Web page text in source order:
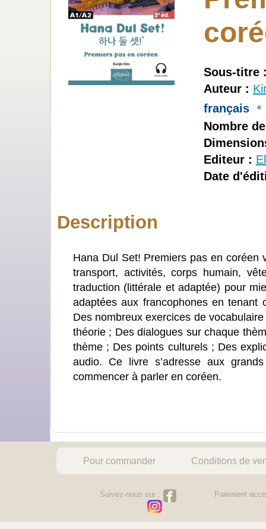
Sous-titre
Auteur :
français •
Nombre
Editeur :
Date
Description
Hana Dul Set! Premiers pas en coréen
transport, activités, corps humain,
traduction (littérale et adaptée) pour
adaptées aux francophones en
Des nombreux exercices de
théorie ; Des dialogues sur chaque
thème ; Des points culturels ; Des
audio. Ce livre s’adresse aux
commencer à parler en coréen.
Pour commander Conditions de
Suivez-nous sur : Paiement